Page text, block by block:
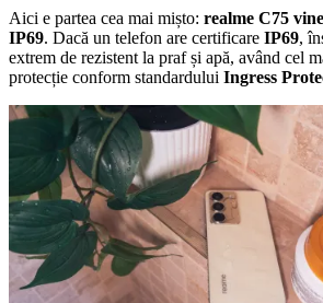
Aici e partea cea mai mișto: realme C75
IP69. Dacă un telefon are certificare IP69,
extrem de rezistent la praf și apă, având cel
protecție conform standardului Ingress